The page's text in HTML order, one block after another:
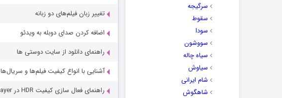
سرگیجه
سقوط
سودا
سووشون
سیاه چاله
سیاوش
شام ایرانی
شاهگوش
تغییر زبان فیلم‌های دو زبانه
اضافه کردن صدای دوبله به ویدئو
راهنمای دانلود از سایت دوستی ها
آشنایی با انواع کیفیت فیلم‌ها و سریال‌ها
راهنمای فعال سازی کیفیت HDR در PotPlayer